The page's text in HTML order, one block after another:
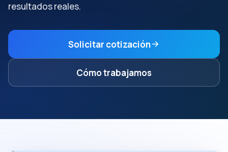
resultados reales.
Solicitar cotización
Cómo trabajamos